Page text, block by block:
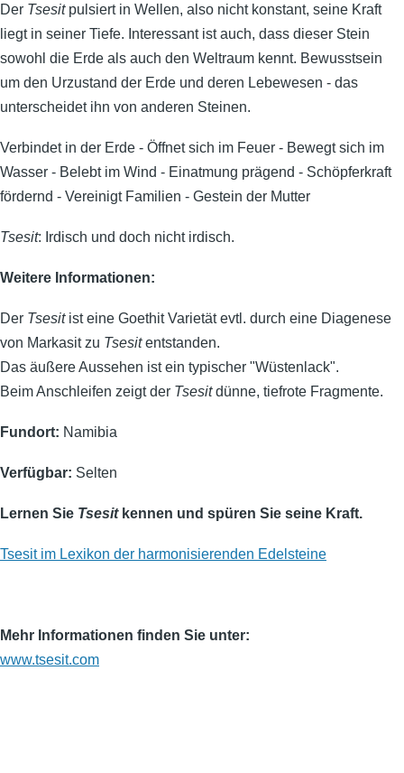
Der Tsesitpulsiert in Wellen, also nicht konstant, seine Kraft
liegt in seiner Tiefe. Interessant ist auch, dass dieser Stein
sowohl die Erde als auch den Weltraum kennt. Bewusstsein
um den Urzustand der Erde und deren Lebewesen - das
unterscheidet ihn von anderen Steinen.
Verbindet in der Erde - Öffnet sich im Feuer - Bewegt sich im
Wasser - Belebt im Wind - Einatmung prägend - Schöpferkraft
fördernd - Vereinigt Familien - Gestein der Mutter
Tsesit: Irdisch und doch nicht irdisch.
Weitere Informationen:
Der Tsesitist eine Goethit Varietät evtl. durch eine Diagenese
von Markasit zu Tsesitentstanden.
Das äußere Aussehen ist ein typischer "Wüstenlack".
Beim Anschleifen zeigt der Tsesitdünne, tiefrote Fragmente.
Fundort: Namibia
Verfügbar: Selten
Lernen Sie Tsesitkennen und spüren Sie seine Kraft.
Tsesit im Lexikon der harmonisierenden Edelsteine
Mehr Informationen finden Sie unter:
www.tsesit.com